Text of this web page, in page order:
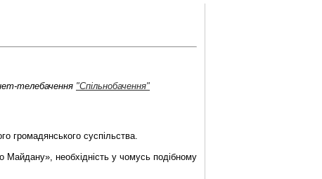
телебачення "Спільнобачення"
громадянського суспільства.
Майдану», необхідність у чомусь подібному